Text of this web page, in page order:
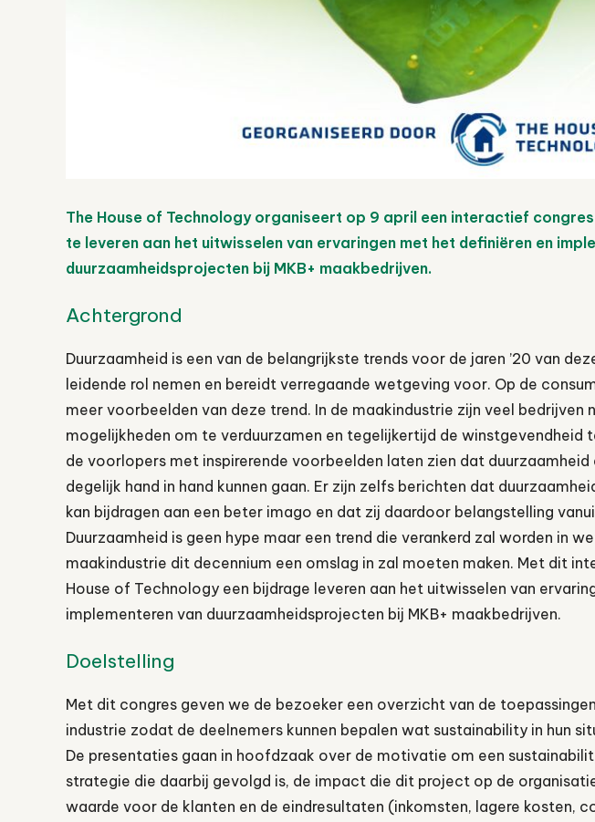
The House of Technology organiseert op 9 april een interactief
te leveren aan het uitwisselen van ervaringen met het definiëren en
duurzaamheidsprojecten bij MKB+ maakbedrijven.
Achtergrond
Duurzaamheid is een van de belangrijkste trends voor de jaren ’20 van
leidende rol nemen en bereidt verregaande wetgeving voor. Op de
meer voorbeelden van deze trend. In de maakindustrie zijn veel bedrijven
mogelijkheden om te verduurzamen en tegelijkertijd de winstgevendheid
de voorlopers met inspirerende voorbeelden laten zien dat
degelijk hand in hand kunnen gaan. Er zijn zelfs berichten dat
kan bijdragen aan een beter imago en dat zij daardoor belangstelling
Duurzaamheid is geen hype maar een trend die verankerd zal worden in
maakindustrie dit decennium een omslag in zal moeten maken. Met dit
House of Technology een bijdrage leveren aan het uitwisselen van
implementeren van duurzaamheidsprojecten bij MKB+ maakbedrijven.
Doelstelling
Met dit congres geven we de bezoeker een overzicht van de
industrie zodat de deelnemers kunnen bepalen wat sustainability in hun
De presentaties gaan in hoofdzaak over de motivatie om een
strategie die daarbij gevolgd is, de impact die dit project op de
waarde voor de klanten en de eindresultaten (inkomsten, lagere kosten,